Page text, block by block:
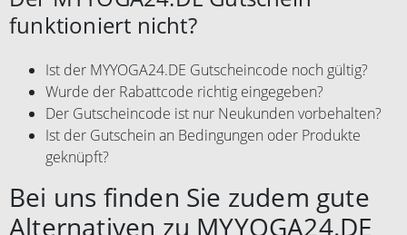
funktioniert nicht?
Ist der MYYOGA24.DE Gutscheincode noch gültig?
Wurde der Rabattcode richtig eingegeben?
Der Gutscheincode ist nur Neukunden vorbehalten?
Ist der Gutschein an Bedingungen oder Produkte
geknüpft?
Bei uns finden Sie zudem gute
Alternativen zu MYYOGA24.DE